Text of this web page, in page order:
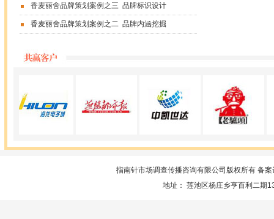
香麦丽舍品牌策划案例之三 品牌标识设计
香麦丽舍品牌策划案例之二 品牌内涵挖掘
指南针市场调查传播咨询有限公司版权所有 备案
地址： 莲池区杨庄乡亨百利二